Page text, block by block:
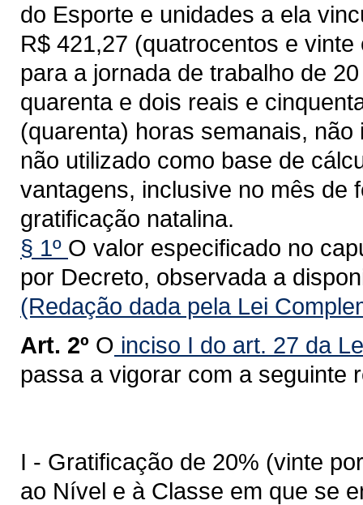
do Esporte e unidades a ela
R$ 421,27 (quatrocentos e
para a jornada de trabalho de
quarenta e dois reais e
(quarenta) horas semanais,
não utilizado como base de
vantagens, inclusive no mês de
gratificação natalina.
§ 1º O valor especificado no
por Decreto, observada a
(Redação dada pela Lei
Art. 2º O inciso I do art. 27 da
passa a vigorar com a seguinte
I - Gratificação de 20% (vinte
ao Nível e à Classe em que se